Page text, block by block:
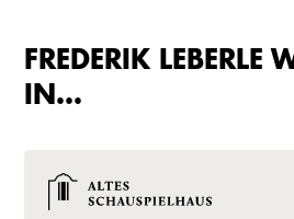
FREDERIK LEBERLE
IN…